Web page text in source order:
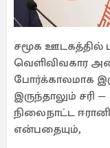
சமூக ஊடகத்தில்
வெளிவிவகார
போர்க்காலமாக
இருந்தாலும் சரி
நிலைநாட்ட
என்பதையும்,